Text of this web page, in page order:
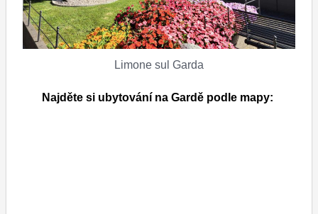
Limone sul Garda
Najděte si ubytování na Gardě podle mapy: